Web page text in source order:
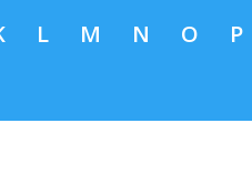
L M N O P